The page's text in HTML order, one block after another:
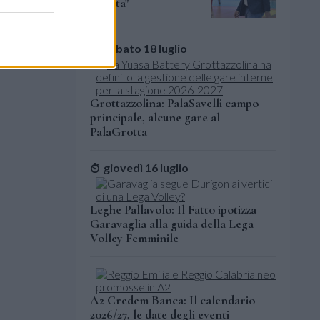
pronta"
sabato 18 luglio
Grottazzolina: PalaSavelli campo
principale, alcune gare al
PalaGrotta
giovedì 16 luglio
Leghe Pallavolo: Il Fatto ipotizza
Garavaglia alla guida della Lega
Volley Femminile
A2 Credem Banca: Il calendario
2026/27, le date degli eventi